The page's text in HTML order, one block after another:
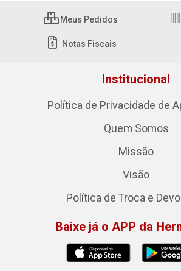
Meus Pedidos
Notas Fiscais
Institucional
Política de Privacidade de
Quem Somos
Missão
Visão
Política de Troca e
Baixe já o APP da